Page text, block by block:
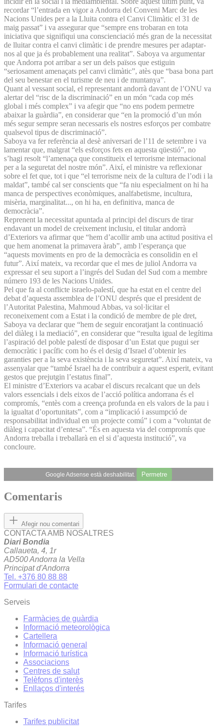
recordar “l’entrada en vigor a Andorra del Conveni Marc de les
Nacions Unides per a la Lluita contra el Canvi Climàtic el 31 de
maig passat” i va assegurar que “sempre ens trobaran en tota
iniciativa que signifiqui una conscienciació més gran de la necessitat
de lluitar contra el canvi climàtic i de prendre mesures per adaptar-
nos al que ja és probablement una realitat”. Saboya va argumentar
que Andorra pot arribar a ser un dels països que estiguin
“seriosament amenaçats pel canvi climàtic”, atès que “basa bona part
del seu benestar en el turisme de neu i de muntanya”.
Quant al vessant social, el representant andorrà davant de l’ONU va
alertar del “risc de la discriminació” en un món “cada cop més
global i més complex” i va afegir que “no ens podem permetre
abaixar la guàrdia”, en considerar que “en la promoció d’un món
més segur sempre seran necessaris els nostres esforços per combatre
qualsevol tipus de discriminació”.
Saboya va fer referència al desè aniversari de l’11 de setembre i va
lamentar que, malgrat “els esforços fets en aquesta qüestió”, no
s’hagi resolt “l’amenaça que constitueix el terrorisme internacional
per a la seguretat del nostre món”. Així, el ministre va reflexionar
sobre el fet que, tot i que “el terrorisme neix de la cultura de l’odi i la
maldat”, també cal ser conscients que “fa niu especialment on hi ha
manca de perspectives econòmiques, analfabetisme, incultura,
misèria, marginalitat..., on hi ha, en definitiva, manca de
democràcia”.
Reprenent la necessitat apuntada al principi del discurs de tirar
endavant un model de creixement inclusiu, el titular andorrà
d’Exteriors va afirmar que “hem d’acollir amb una actitud positiva el
que hem anomenat la primavera àrab”, amb l’esperança que
“aquests moviments en pro de la democràcia es consolidin en el
futur”. Així mateix, va recordar que el mes de juliol Andorra va
expressar el seu suport a l’ingrés del Sudan del Sud com a membre
número 193 de les Nacions Unides.
Pel que fa al conflicte israelo-palestí, que ha estat en el centre del
debat d’aquesta assemblea de l’ONU després que el president de
l’Autoritat Palestina, Mahmoud Abbas, va sol·licitar el
reconeixement com a Estat i la condició de membre de ple dret,
Saboya va declarar que “hem de seguir encoratjant la continuació
del diàleg i la mediació”, en considerar que “resulta igual de legítima
l’aspiració del poble palestí de disposar d’un Estat que pugui ser
democràtic i pacífic com ho és el desig d’Israel d’obtenir les
garanties per a la seva existència i la seva seguretat”. Així mateix, va
assenyalar que “també Israel ha de contribuir a aquest esperit, evitant
gestos que prejutgin l’estatus final”.
El ministre d’Exteriors va acabar el discurs recalcant que un dels
valors essencials i dels eixos de l’acció política andorrana és el
compromís, “entès com a creença profunda en els valors de la pau i
la igualtat d’oportunitats”, com a “implicació i assumpció de
responsabilitat individual en un projecte comú” i com a “voluntat de
diàleg i capacitat d’entesa”. “És en aquesta via del compromís que
Andorra treballa i treballarà en el si d’aquesta institució”, va
concloure.
Google Adsense està deshabilitat. Permetre
Comentaris
Afegir nou comentari
CONTACTA AMB NOSALTRES
Diari Bondia
Callaueta, 4, 1r
AD500 Andorra la Vella
Principat d'Andorra
Tel. +376 80 88 88
Formulari de contacte
Serveis
Farmàcies de guàrdia
Informació meteorològica
Cartellera
Informació general
Informació turística
Associacions
Centres de salut
Telèfons d'interès
Enllaços d'interés
Tarifes
Tarifes publicitat